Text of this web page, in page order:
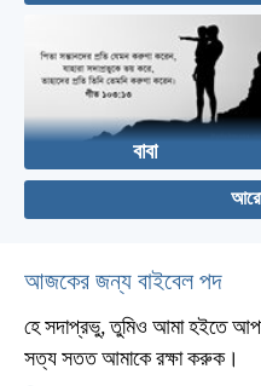
বাবা
আরো
আজকের জন্য বাইবেল পদ
হে সদাপ্রভু, তুমিও আমা হইতে
সত্য সতত আমাকে রক্ষা করুক।